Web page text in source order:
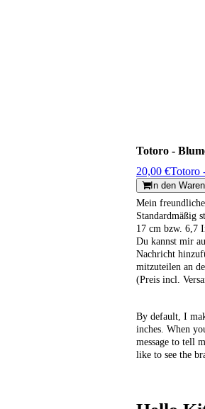
Totoro -
20,00 €Totoro
In den
Mein
Standardmäßig
17 cm bzw. 6,7
Du kannst mir
Nachricht
mitzuteilen an
(Preis incl.
By default, I
inches. When
message to tell
like to see the